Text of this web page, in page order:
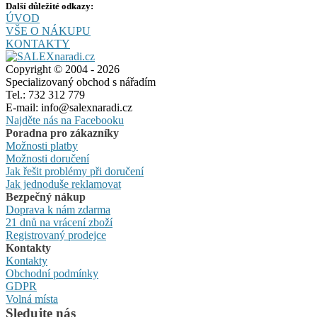
Další důležité odkazy:
ÚVOD
VŠE O NÁKUPU
KONTAKTY
Copyright © 2004 - 2026
Specializovaný obchod s nářadím
Tel.: 732 312 779
E-mail: info@salexnaradi.cz
Najděte nás na Facebooku
Poradna pro zákazníky
Možnosti platby
Možnosti doručení
Jak řešit problémy při doručení
Jak jednoduše reklamovat
Bezpečný nákup
Doprava k nám zdarma
21 dnů na vrácení zboží
Registrovaný prodejce
Kontakty
Kontakty
Obchodní podmínky
GDPR
Volná místa
Sledujte nás